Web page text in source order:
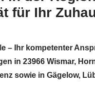
für Ihr
– Ihr kompetenter
in 23966 Wismar,
sowie in Gägelow,